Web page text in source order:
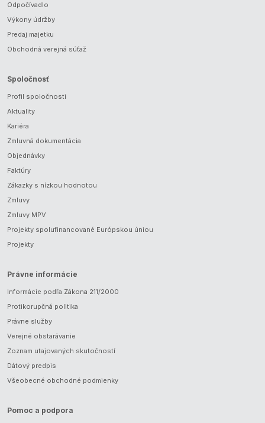
Odpočívadlo
Výkony údržby
Predaj majetku
Obchodná verejná súťaž
Spoločnosť
Profil spoločnosti
Aktuality
Kariéra
Zmluvná dokumentácia
Objednávky
Faktúry
Zákazky s nízkou hodnotou
Zmluvy
Zmluvy MPV
Projekty spolufinancované Európskou úniou
Projekty
Právne informácie
Informácie podľa Zákona 211/2000
Protikorupčná politika
Právne služby
Verejné obstarávanie
Zoznam utajovaných skutočností
Dátový predpis
Všeobecné obchodné podmienky
Pomoc a podpora